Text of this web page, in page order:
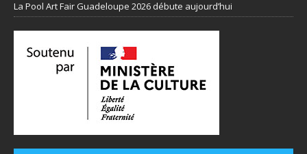
La Pool Art Fair Guadeloupe 2026 débute aujourd’hui